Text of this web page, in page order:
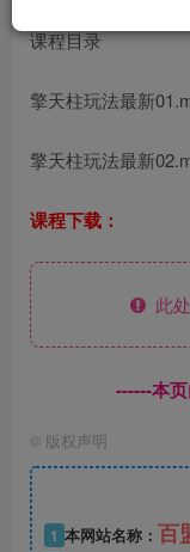
课程目录
擎天柱玩法最新
擎天柱玩法最新
课程下载：
此处
------本
© 版权声明
1 本网站名称： 百